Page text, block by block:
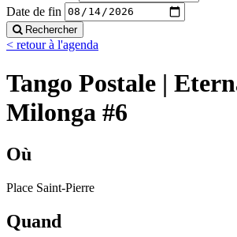
Date de fin
Rechercher
< retour à l'agenda
Tango Postale |
Milonga #6
Où
Place Saint-Pierre
Quand